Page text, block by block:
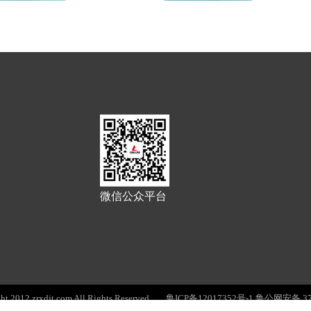
微信公众平台
2012 zrxdjt.com All Rights Reserved 鲁ICP备12017352号-1鲁公网安备